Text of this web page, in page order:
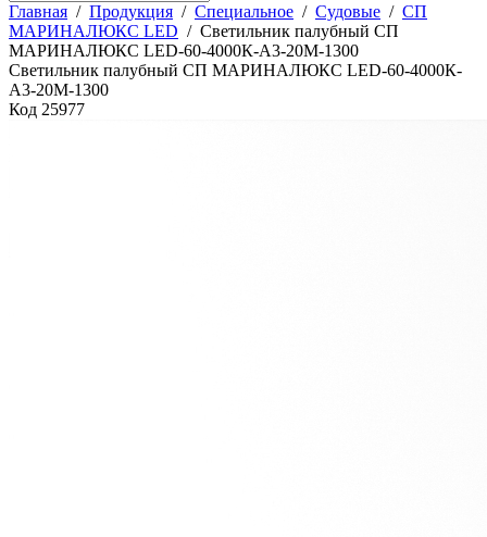
Главная / Продукция / Специальное / Судовые / СП
МАРИНАЛЮКС LED / Светильник палубный СП
МАРИНАЛЮКС LED-60-4000К-А3-20М-1300
Светильник палубный СП МАРИНАЛЮКС LED-60-4000К-
А3-20М-1300
Код 25977